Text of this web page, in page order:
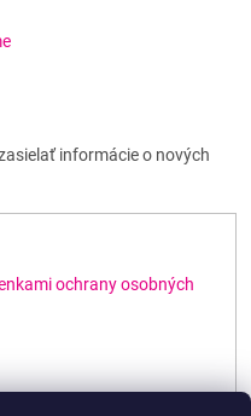
informácie o nových
ochrany osobných